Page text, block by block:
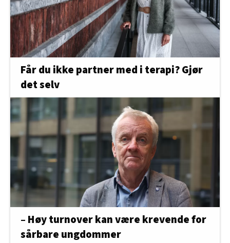
Får du ikke partner med i terapi? Gjør
det selv
– Høy turnover kan være krevende for
sårbare ungdommer